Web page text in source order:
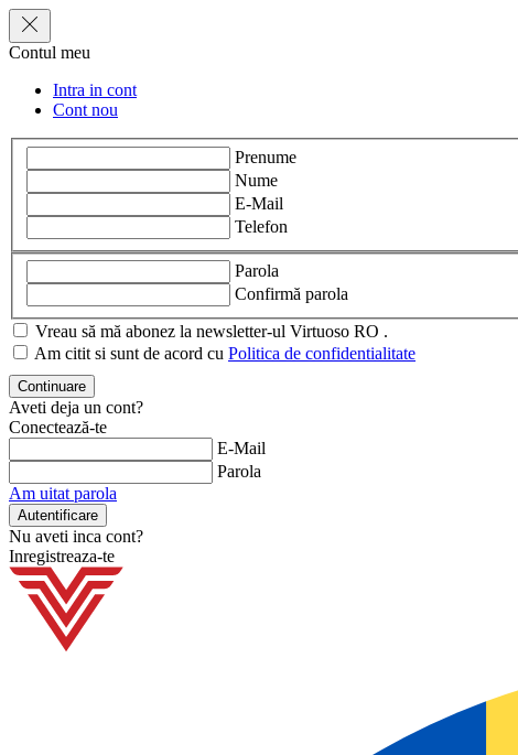
Contul meu
Intra in cont
Cont nou
Prenume
Nume
E-Mail
Telefon
Parola
Confirmă parola
Vreau să mă abonez la newsletter-ul Virtuoso RO .
Am citit si sunt de acord cu Politica de confidentialitate
Aveti deja un cont?
Conectează-te
E-Mail
Parola
Am uitat parola
Nu aveti inca cont?
Inregistreaza-te